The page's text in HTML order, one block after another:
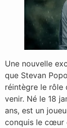
Une nouvelle
que Stevan
réintègre le rôle
venir. Né le 18
ans, est un
conquis le cœur